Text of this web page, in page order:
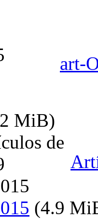
art-
MiB)
(4.9